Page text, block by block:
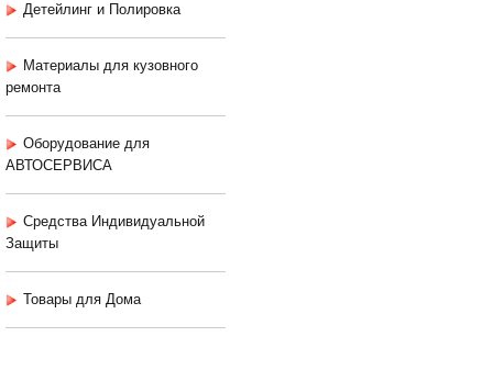
Детейлинг и Полировка
Материалы для кузовного
ремонта
Оборудование для
АВТОСЕРВИСА
Средства Индивидуальной
Защиты
Товары для Дома